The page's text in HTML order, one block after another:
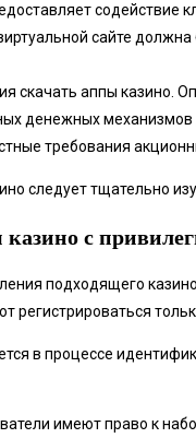
содействие
сайте
скачать аппы казино.
денежных
требования
следует тщательно
с
подходящего
регистрироваться
в процессе
имеют право к